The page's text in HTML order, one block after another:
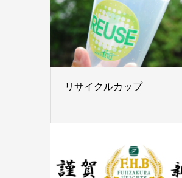
リサイクルカップ